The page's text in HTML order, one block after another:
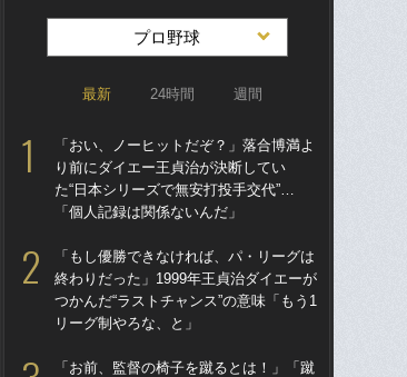
プロ野球
最新 24時間 週間
「おい、ノーヒットだぞ？」落合博満よ
り前にダイエー王貞治が決断してい
た“日本シリーズで無安打投手交代”…
「個人記録は関係ないんだ」
「もし優勝できなければ、パ・リーグは
終わりだった」1999年王貞治ダイエーが
つかんだ“ラストチャンス”の意味「もう1
リーグ制やろな、と」
「お前、監督の椅子を蹴るとは！」「蹴